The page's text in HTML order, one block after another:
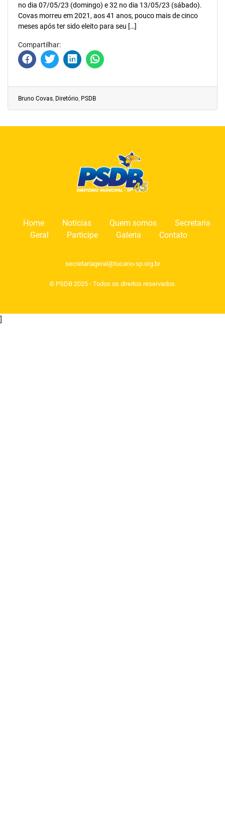
no dia 07/05/23 (domingo) e 32 no dia 13/05/23 (sábado).
Covas morreu em 2021, aos 41 anos, pouco mais de cinco
meses após ter sido eleito para seu […]
Compartilhar:
Bruno Covas, Diretório, PSDB
Home Notícias Quem somos
Secretaria
Geral
Participe Galeria Contato
secretariageral@tucano-sp.org.br
© PSDB 2025 - Todos os direitos reservados.
]